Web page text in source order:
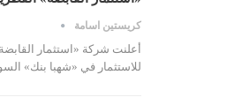
كريستين اسامة
أعلنت شركة «استثمار
للاستثمار في «شهبا بنك»